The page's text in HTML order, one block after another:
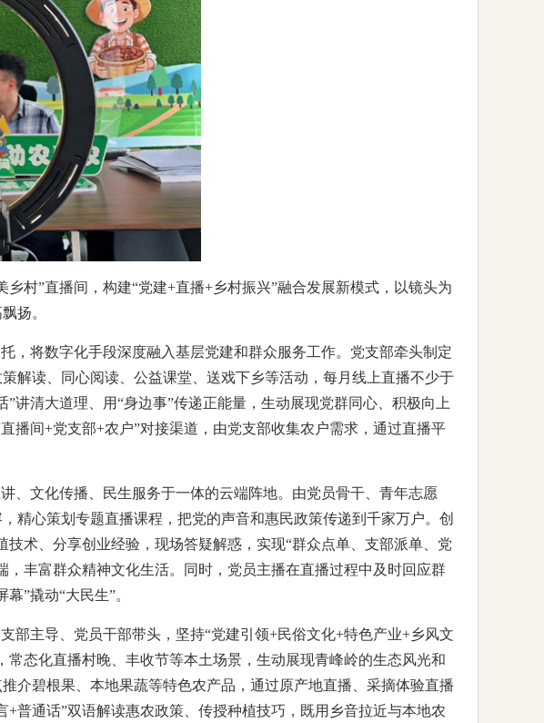
村”直播间，构建“党建+直播+乡村振兴”融合发展新模式，以镜头为
扬。
，将数字化手段深度融入基层党建和群众服务工作。党支部牵头制定
解读、同心阅读、公益课堂、送戏下乡等活动，每月线上直播不少于
讲清大道理、用“身边事”传递正能量，生动展现党群同心、积极向上
播间+党支部+农户”对接渠道，由党支部收集农户需求，通过直播平
、文化传播、民生服务于一体的云端阵地。由党员骨干、青年志愿
精心策划专题直播课程，把党的声音和惠民政策传递到千家万户。创
术、分享创业经验，现场答疑解惑，实现“群众点单、支部派单、党
丰富群众精神文化生活。同时，党员主播在直播过程中及时回应群
”撬动“大民生”。
部主导、党员干部带头，坚持“党建引领+民俗文化+特色产业+乡风文
态化直播村晚、丰收节等本土场景，生动展现青峰岭的生态风光和
介碧根果、本地果蔬等特色农产品，通过原产地直播、采摘体验直播
普通话”双语解读惠农政策、传授种植技巧，既用乡音拉近与本地农